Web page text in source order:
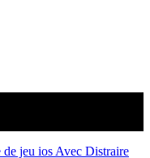
jeu ios Avec Distraire